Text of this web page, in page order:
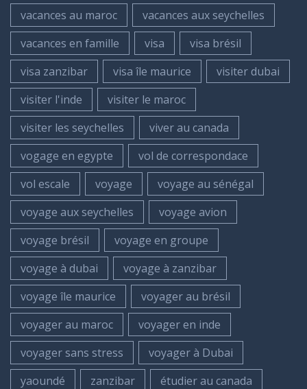
vacances au maroc
vacances aux seychelles
vacances en famille
visa
visa brésil
visa zanzibar
visa île maurice
visiter dubai
visiter l'inde
visiter le maroc
visiter les seychelles
viver au canada
vogage en egypte
vol de correspondace
vol escale
voyage
voyage au sénégal
voyage aux seychelles
voyage avion
voyage brésil
voyage en groupe
voyage à dubai
voyage à zanzibar
voyage île maurice
voyager au brésil
voyager au maroc
voyager en inde
voyager sans stress
voyager à Dubai
yaoundé
zanzibar
étudier au canada